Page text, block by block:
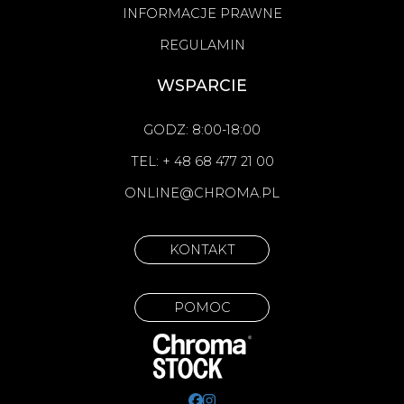
INFORMACJE PRAWNE
REGULAMIN
WSPARCIE
GODZ: 8:00-18:00
TEL: + 48 68 477 21 00
ONLINE@CHROMA.PL
KONTAKT
POMOC